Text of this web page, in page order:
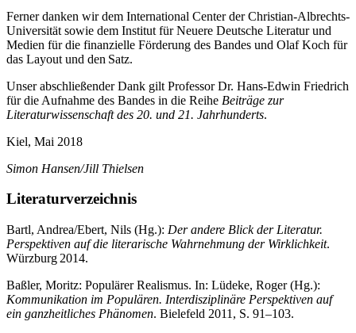
Ferner danken wir dem International Center der Christian-Albrechts-
Universität sowie dem Institut für Neuere Deutsche Literatur und
Medien für die finanzielle Förderung des Bandes und Olaf Koch für
das Layout und den Satz.
Unser abschließender Dank gilt Professor Dr. Hans-Edwin Friedrich
für die Aufnahme des Bandes in die Reihe Beiträge zur
Literaturwissenschaft des 20. und 21. Jahrhunderts.
Kiel, Mai 2018
Simon Hansen/Jill Thielsen
Literaturverzeichnis
Bartl, Andrea/Ebert, Nils (Hg.): Der andere Blick der Literatur.
Perspektiven auf die literarische Wahrnehmung der Wirklichkeit.
Würzburg 2014.
Baßler, Moritz: Populärer Realismus. In: Lüdeke, Roger (Hg.):
Kommunikation im Populären. Interdisziplinäre Perspektiven auf
ein ganzheitliches Phänomen. Bielefeld 2011, S. 91–103.